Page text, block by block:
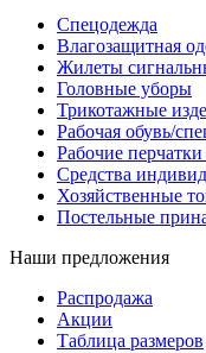
Спецодежда
Влагозащитная
Жилеты
Головные уборы
Трикотажные
Рабочая обувь/
Рабочие
Средства
Хозяйственные
Постельные
Наши предложения
Распродажа
Акции
Таблица размеров